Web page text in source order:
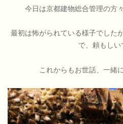
今日は京都建物総合管理の方
最初は怖がられている様子でした
で、頼もしい
これからもお世話、一緒